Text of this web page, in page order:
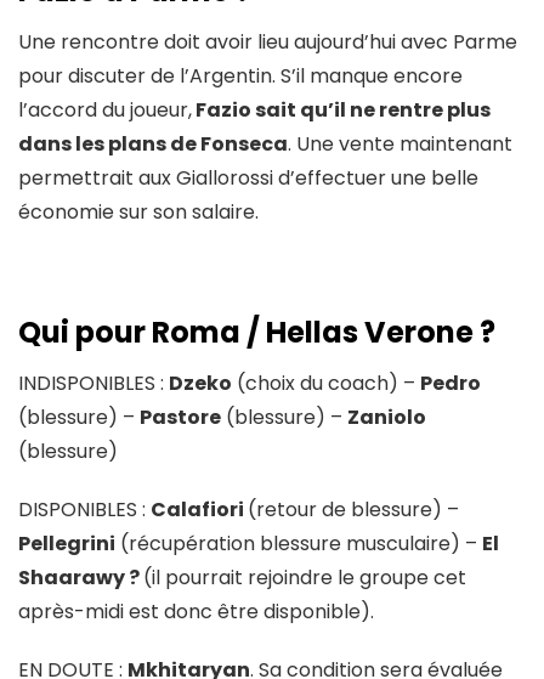
Une rencontre doit avoir lieu aujourd’hui avec Parme
pour discuter de l’Argentin. S’il manque encore
l’accord du joueur,Fazio sait qu’il ne rentre plus
dans les plans de Fonseca. Une vente maintenant
permettrait aux Giallorossi d’effectuer une belle
économie sur son salaire.
Qui pour Roma / Hellas Verone ?
INDISPONIBLES : Dzeko (choix du coach) – Pedro
(blessure) – Pastore (blessure) – Zaniolo
(blessure)
DISPONIBLES : Calafiori (retour de blessure) –
Pellegrini (récupération blessure musculaire) – El
Shaarawy ?(il pourrait rejoindre le groupe cet
après-midi est donc être disponible).
EN DOUTE : Mkhitaryan. Sa condition sera évaluée